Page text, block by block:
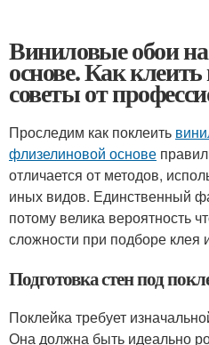
Виниловые обои
основе. Как
советы от
Проследим как поклеить
флизелиновой основе
отличается от методов,
иных видов. Единственный
потому велика вероятность
сложности при подборе клея
Подготовка стен под
Поклейка требует
Она должна быть идеально